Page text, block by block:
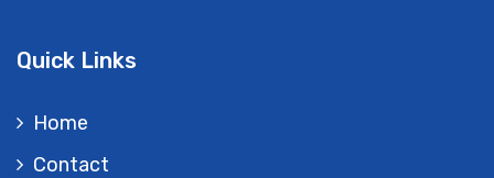
Quick Links
Home
Contact